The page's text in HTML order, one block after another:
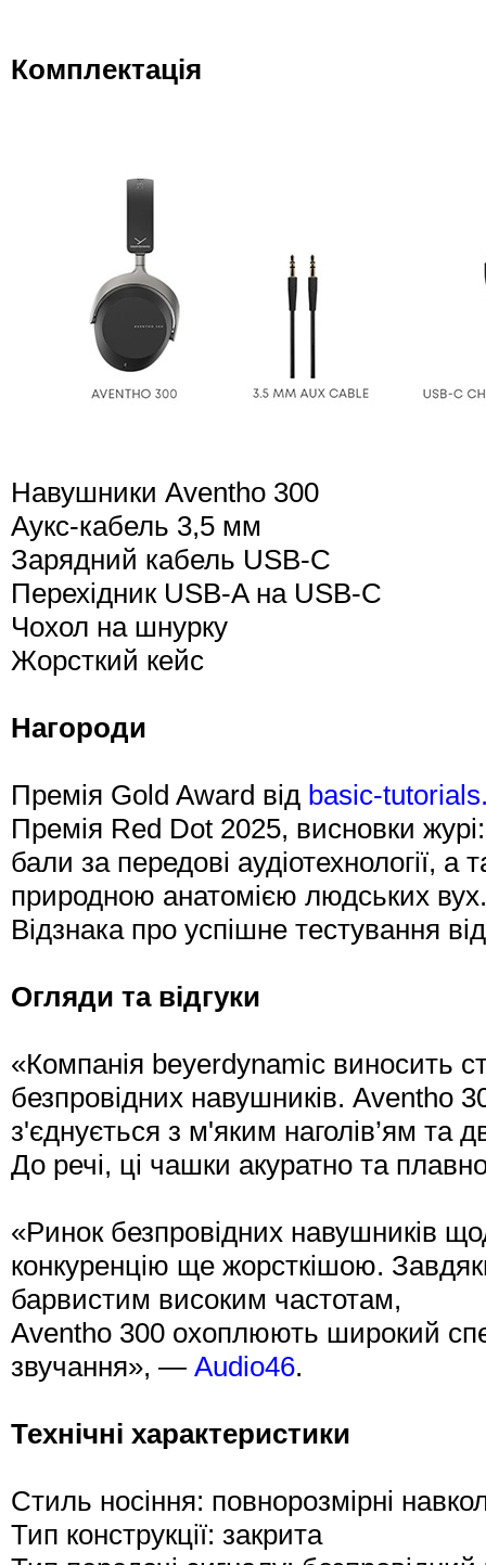
Комплектація
Навушники Aventho 300
Аукс-кабель 3,5 мм
Зарядний кабель USB-C
Перехідник USB-A на USB-C
Чохол на шнурку
Жорсткий кейс
Нагороди
Премія Gold Award від basic-
Премія Red Dot 2025, висновки
бали за передові аудіотехнології,
природною анатомією людських
Відзнака про успішне тестування
Огляди та відгуки
«Компанія beyerdynamic виносить
безпровідних навушників. Aventho
з'єднується з м'яким наголів’ям та
До речі, ці чашки акуратно та
«Ринок безпровідних навушників
конкуренцію ще жорсткішою.
барвистим високим частотам,
Aventho 300 охоплюють широкий
звучання», — Audio46.
Технічні характеристики
Стиль носіння: повнорозмірні
Тип конструкції: закрита